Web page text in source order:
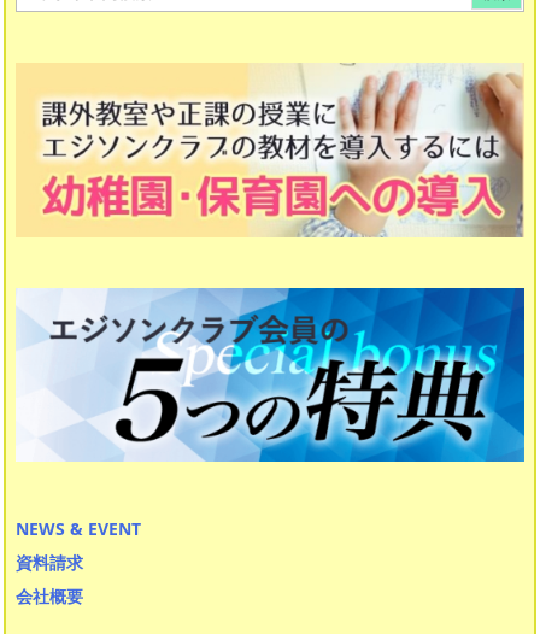
たんけん立方体
日本の歴史
漢字マスター 初段〜十段
計算マスター 10級〜１級
計算マスター 初段〜十段
作文・表現力マスター
読解力マスター
NEWS & EVENT
資料請求
会社概要